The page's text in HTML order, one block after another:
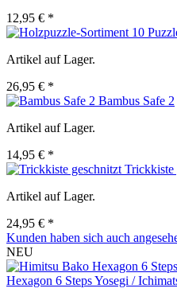
12,95 € *
Artikel auf Lager.
26,95 € *
Bambus Safe 2
Artikel auf Lager.
14,95 € *
Trickkiste
Artikel auf Lager.
24,95 € *
Kunden haben sich auch
NEU
Hexagon 6 Steps Yosegi /